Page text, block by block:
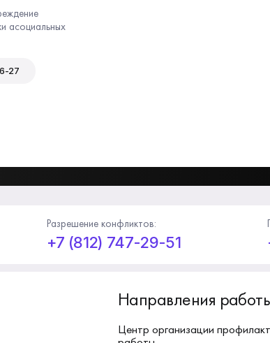
асоциальных
27
Разрешение конфликтов:
+7 (812) 747-29-51
Направления
Центр организации